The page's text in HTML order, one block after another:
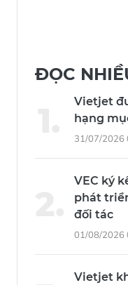
ĐỌC
Vietjet
hạng
31/07/2026
VEC ký
phát
đối tác
01/08/2026
Vietjet